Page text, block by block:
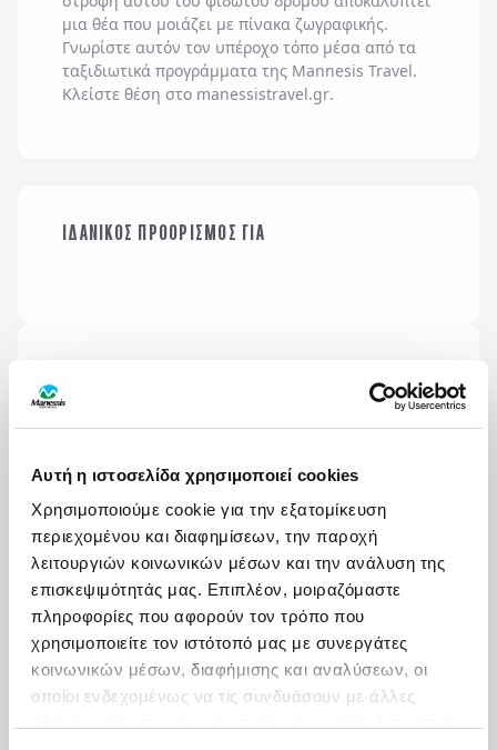
Αυτή η ιστοσελίδα χρησιμοποιεί cookies
Χρησιμοποιούμε cookie για την εξατομίκευση
περιεχομένου και διαφημίσεων, την παροχή
λειτουργιών κοινωνικών μέσων και την ανάλυση της
επισκεψιμότητάς μας. Επιπλέον, μοιραζόμαστε
πληροφορίες που αφορούν τον τρόπο που
χρησιμοποιείτε τον ιστότοπό μας με συνεργάτες
κοινωνικών μέσων, διαφήμισης και αναλύσεων, οι
οποίοι ενδεχομένως να τις συνδυάσουν με άλλες
μια θέα που μοιάζει με πίνακα ζωγραφικής.
Γνωρίστε αυτόν τον υπέροχο τόπο μέσα από τα
ταξιδιωτικά προγράμματα της Mannesis Travel.
Κλείστε θέση στο manessistravel.gr.
ΙΔΑΝΙΚΟΣ ΠΡΟΟΡΙΣΜΟΣ ΓΙΑ
ΟΙΚΟΓΕΝΕΙΑ ΜΕ
ΠΑΙΔΙΑ
HIGHLIGHTS
Αξιοθέατα Δραστηριότητες